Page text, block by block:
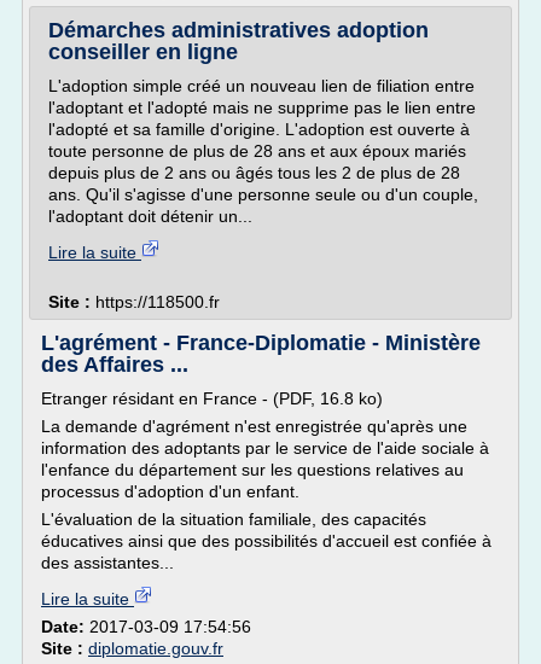
Démarches administratives adoption
conseiller en ligne
L'adoption simple créé un nouveau lien de filiation entre
l'adoptant et l'adopté mais ne supprime pas le lien entre
l'adopté et sa famille d'origine. L'adoption est ouverte à
toute personne de plus de 28 ans et aux époux mariés
depuis plus de 2 ans ou âgés tous les 2 de plus de 28
ans. Qu'il s'agisse d'une personne seule ou d'un couple,
l'adoptant doit détenir un...
Lire la suite
Site : https://118500.fr
L'agrément - France-Diplomatie - Ministère
des Affaires ...
Etranger résidant en France - (PDF, 16.8 ko)
La demande d'agrément n'est enregistrée qu'après une
information des adoptants par le service de l'aide sociale à
l'enfance du département sur les questions relatives au
processus d'adoption d'un enfant.
L'évaluation de la situation familiale, des capacités
éducatives ainsi que des possibilités d'accueil est confiée à
des assistantes...
Lire la suite
Date: 2017-03-09 17:54:56
Site : diplomatie.gouv.fr